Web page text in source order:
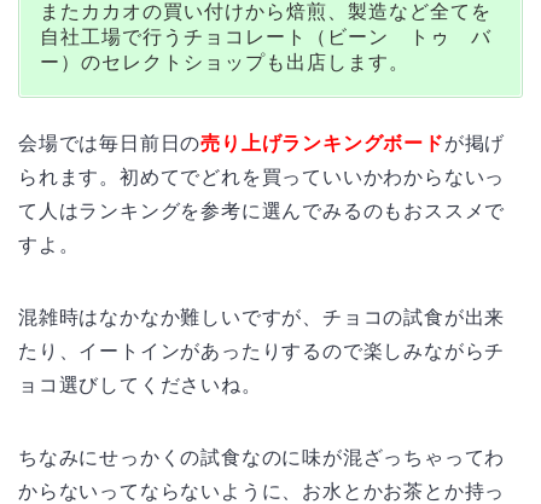
またカカオの買い付けから焙煎、製造など全てを
自社工場で行うチョコレート（ビーン トゥ バ
ー）のセレクトショップも出店します。
会場では毎日前日の売り上げランキングボードが掲げ
られます。初めてでどれを買っていいかわからないっ
て人はランキングを参考に選んでみるのもおススメで
すよ。
混雑時はなかなか難しいですが、チョコの試食が出来
たり、イートインがあったりするので楽しみながらチ
ョコ選びしてくださいね。
ちなみにせっかくの試食なのに味が混ざっちゃってわ
からないってならないように、お水とかお茶とか持っ